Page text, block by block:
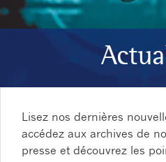
Lisez nos dernières
accédez aux archives de
presse et découvrez les